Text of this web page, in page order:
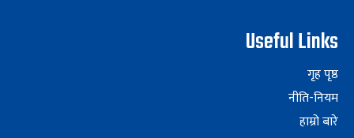
Useful Links
गृह पृष्ठ
नीति-नियम
हाम्रो बारे